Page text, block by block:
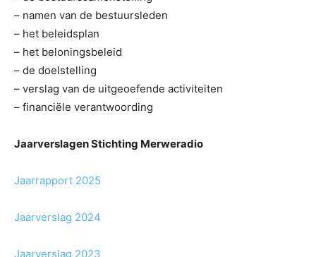
– namen van de bestuursleden
– het beleidsplan
– het beloningsbeleid
– de doelstelling
– verslag van de uitgeoefende activiteiten
– financiële verantwoording
Jaarverslagen Stichting Merweradio
Jaarrapport 2025
Jaarverslag 2024
Jaarverslag 2023